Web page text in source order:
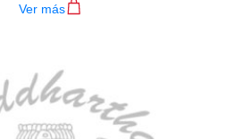
Ver más